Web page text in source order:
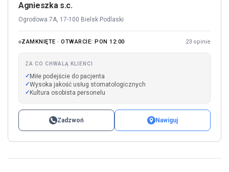
Agnieszka s.c.
Ogrodowa 7A, 17-100 Bielsk Podlaski
ZAMKNIĘTE · OTWARCIE: PON 12:00 23 opinie
ZA CO CHWALĄ KLIENCI
Miłe podejście do pacjenta
Wysoka jakość usług stomatologicznych
Kultura osobista personelu
Zadzwoń Nawiguj